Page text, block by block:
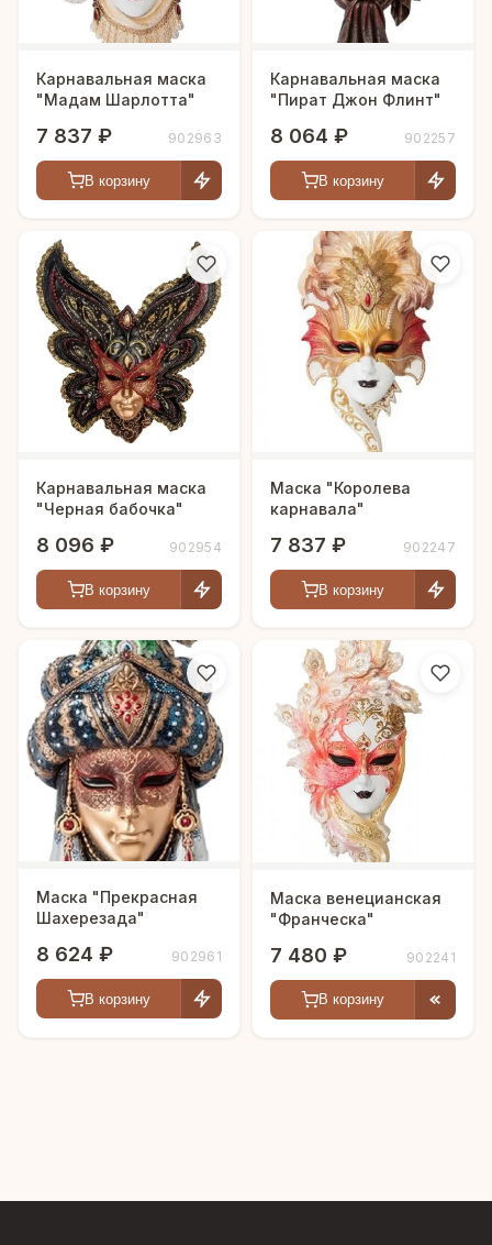
Карнавальная маска
"Мадам Шарлотта"
7 837 ₽ 902963
В корзину
Карнавальная маска
"Пират Джон Флинт"
8 064 ₽ 902257
В корзину
Карнавальная маска
"Черная бабочка"
8 096 ₽ 902954
В корзину
Маска "Королева
карнавала"
7 837 ₽ 902247
В корзину
Маска "Прекрасная
Шахерезада"
8 624 ₽ 902961
В корзину
Маска венецианская
"Франческа"
7 480 ₽ 902241
В корзину